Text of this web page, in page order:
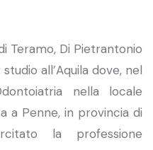
Teramo, Di Pietrantonio
all’Aquila dove, nel
nella locale
a Penne, in provincia di
la professione